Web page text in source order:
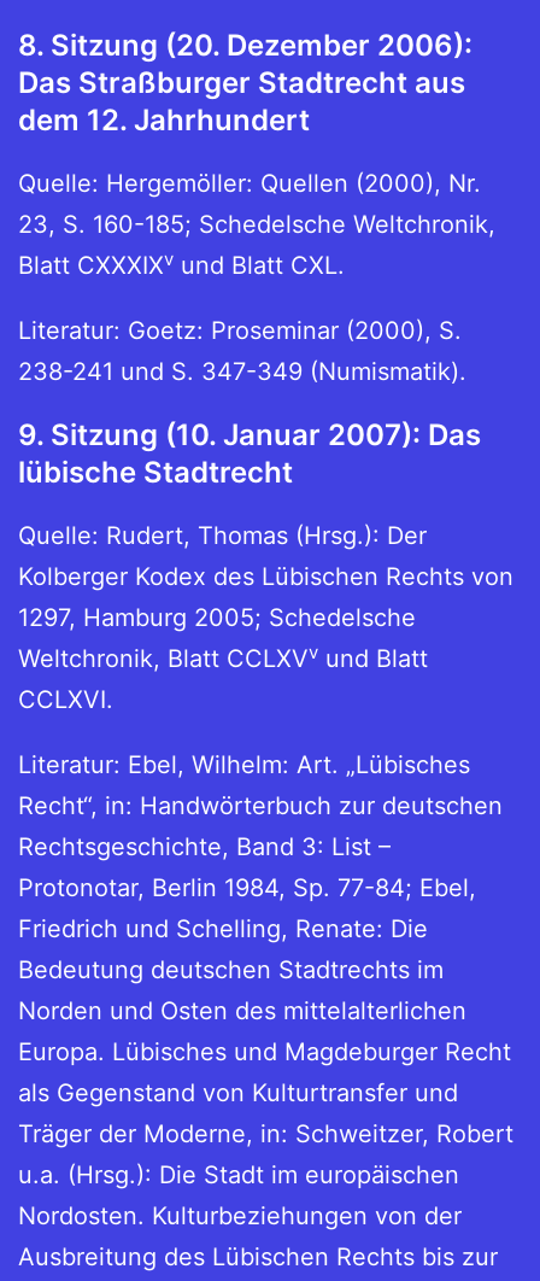
8. Sitzung (20. Dezember 2006):
Das Straßburger Stadtrecht aus
dem 12. Jahrhundert
Quelle: Hergemöller: Quellen (2000), Nr.
23, S. 160-185; Schedelsche Weltchronik,
Blatt CXXXIXv und Blatt CXL.
Literatur: Goetz: Proseminar (2000), S.
238-241 und S. 347-349 (Numismatik).
9. Sitzung (10. Januar 2007): Das
lübische Stadtrecht
Quelle: Rudert, Thomas (Hrsg.): Der
Kolberger Kodex des Lübischen Rechts von
1297, Hamburg 2005; Schedelsche
Weltchronik, Blatt CCLXVv und Blatt
CCLXVI.
Literatur: Ebel, Wilhelm: Art. „Lübisches
Recht“, in: Handwörterbuch zur deutschen
Rechtsgeschichte, Band 3: List –
Protonotar, Berlin 1984, Sp. 77-84; Ebel,
Friedrich und Schelling, Renate: Die
Bedeutung deutschen Stadtrechts im
Norden und Osten des mittelalterlichen
Europa. Lübisches und Magdeburger Recht
als Gegenstand von Kulturtransfer und
Träger der Moderne, in: Schweitzer, Robert
u.a. (Hrsg.): Die Stadt im europäischen
Nordosten. Kulturbeziehungen von der
Ausbreitung des Lübischen Rechts bis zur